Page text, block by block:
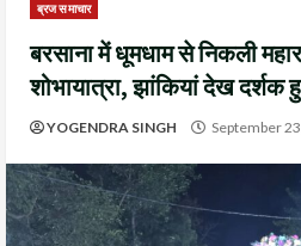
ब्रज समाचार
बरसाना में धूमधाम से निकली
शोभायात्रा, झांकियां देख दर्शक
YOGENDRA SINGH September